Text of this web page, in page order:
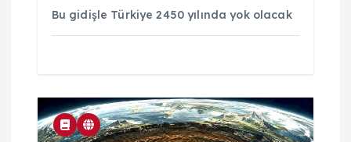
Bu gidişle Türkiye 2450 yılında yok olacak